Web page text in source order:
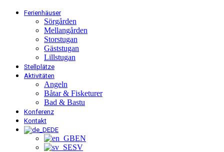
Ferienhäuser
Sörgården
Mellangården
Storstugan
Gäststugan
Lillstugan
Stellplätze
Aktivitäten
Angeln
Båtar & Fisketurer
Bad & Bastu
Konferenz
Kontakt
DE
EN
SV